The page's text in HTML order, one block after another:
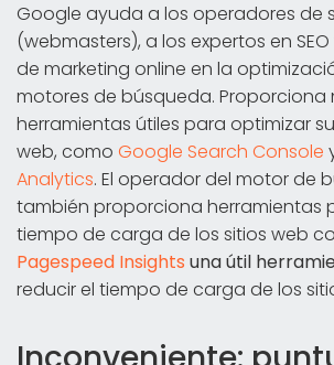
Google ayuda a los operadores de
(webmasters), a los expertos en
de marketing online en la
motores de búsqueda. Proporciona
herramientas útiles para optimizar
web, como Google Search Console
Analytics. El operador del motor de
también proporciona herramientas
tiempo de carga de los sitios web
Pagespeed Insights una útil
reducir el tiempo de carga de los